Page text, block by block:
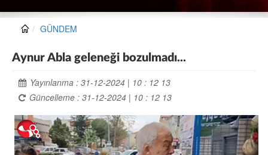
GÜNDEM
Aynur Abla geleneği bozulmadı...
Yayınlanma : 31-12-2024 | 10 : 12 13
Güncelleme : 31-12-2024 | 10 : 12 13